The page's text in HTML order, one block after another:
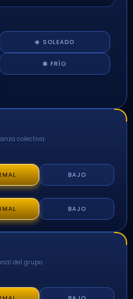
☀️ SOLEADO
❄️ FRÍO
colectiva.
BAJO
BAJO
del grupo.